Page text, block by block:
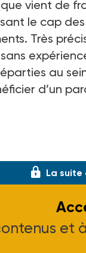
vient de
le cap
Très
au
d’un
La suite
et